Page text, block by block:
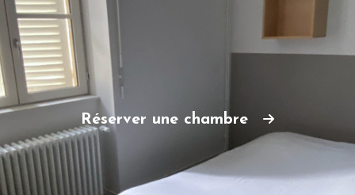
Réserver une chambre